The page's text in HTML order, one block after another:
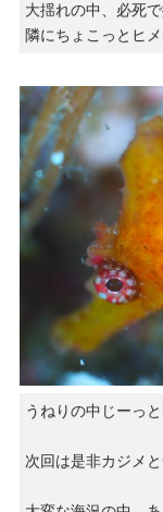
大揺れの中、必死
隣にちょこっとヒ
うねりの中じーっ
次回は是非カジメ